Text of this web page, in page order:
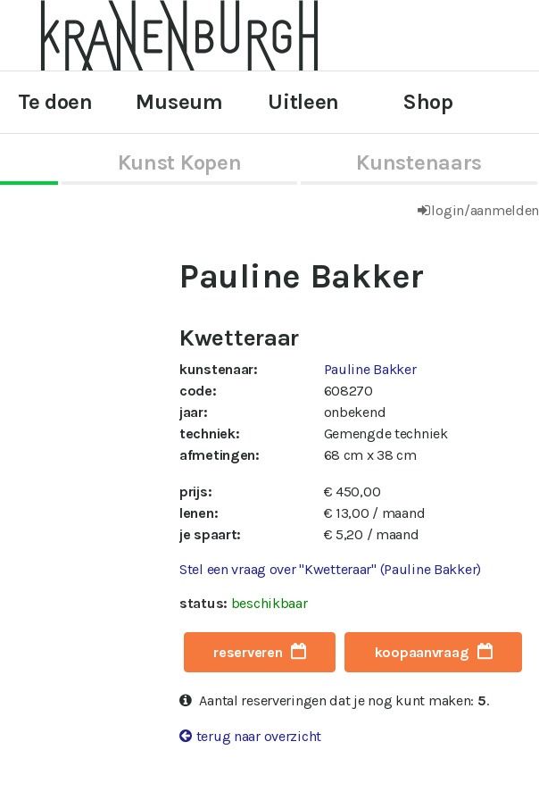
Te doen Museum Uitleen Shop
Kunst Kopen Kunstenaars
login/aanmelden
Pauline Bakker
Kwetteraar
kunstenaar:
Pauline Bakker
code:
608270
jaar:
onbekend
techniek:
Gemengde techniek
afmetingen:
68 cm x 38 cm
prijs:
€ 450,00
lenen:
€ 13,00 / maand
je spaart:
€ 5,20 / maand
Stel een vraag over "Kwetteraar" (Pauline Bakker)
status: beschikbaar
reserveren koopaanvraag
Aantal reserveringen dat je nog kunt maken: 5.
terug naar overzicht